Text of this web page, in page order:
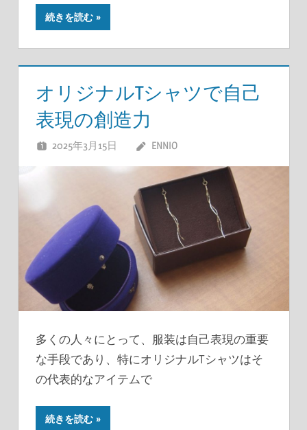
続きを読む
オリジナルTシャツで自己
表現の創造力
2025年3月15日 ENNIO
多くの人々にとって、服装は自己表現の重要
な手段であり、特にオリジナルTシャツはそ
の代表的なアイテムで
続きを読む